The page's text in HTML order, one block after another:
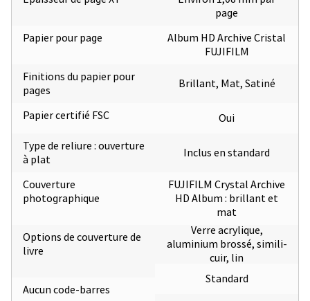
Papier pour page
Finitions du papier pour
pages
Papier certifié FSC
Type de reliure : ouverture
à plat
Couverture
photographique
Options de couverture de
livre
Aucun code-barres
page
Album HD Archive Cristal
FUJIFILM
Brillant, Mat, Satiné
Oui
Inclus en standard
FUJIFILM Crystal Archive
HD Album : brillant et
mat
Verre acrylique,
aluminium brossé, simili-
cuir, lin
Standard